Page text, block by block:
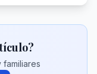
familiares